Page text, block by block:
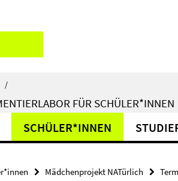
/
FÜR SCHÜLER*INNEN
SCHÜLER*INNEN
Mädchenprojekt NATürlich